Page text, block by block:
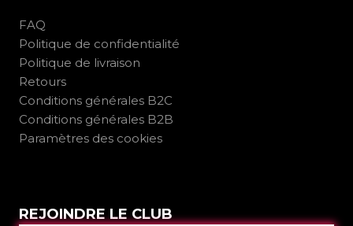
FAQ
Politique de confidentialité
Politique de livraison
Retours
Conditions générales B2C
Conditions générales B2B
Paramètres des cookies
REJOINDRE LE CLUB